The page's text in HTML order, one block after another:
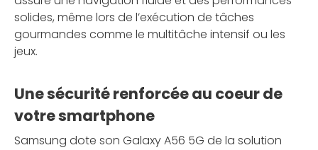
solides, même lors de l’exécution de tâches
gourmandes comme le multitâche intensif ou les
jeux.
Une sécurité renforcée au coeur de
votre smartphone
Samsung dote son Galaxy A56 5G de la solution